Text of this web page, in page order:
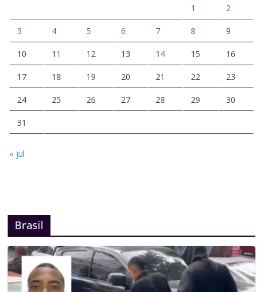
1 2
3 4 5 6 7 8 9
10 11 12 13 14 15 16
17 18 19 20 21 22 23
24 25 26 27 28 29 30
31
« jul
Brasil